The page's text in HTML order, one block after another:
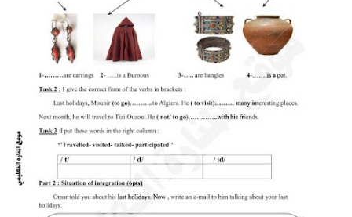
بحوث الفيزياء و الكيمياء
بحوث العلوم الطبيعية
بحوث اللغة الفرنسية
بحوث اللغة الانجليزية
بحوث في مجالات اخرى